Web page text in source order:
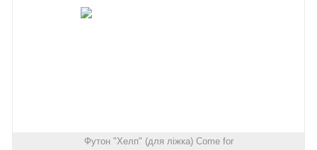
Футон "Хелп" (для ліжка) Come for